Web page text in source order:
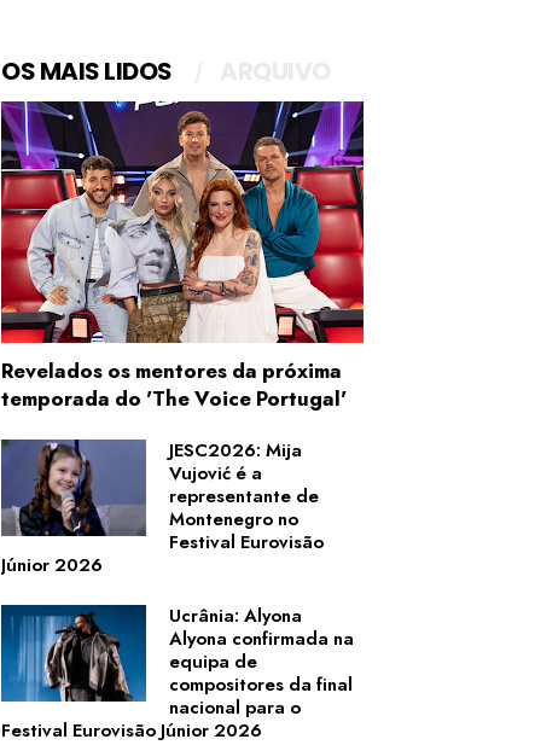
OS MAIS LIDOS
Revelados os mentores da próxima
temporada do 'The Voice Portugal'
JESC2026: Mija
Vujović é a
representante de
Montenegro no
Festival Eurovisão
Júnior 2026
Ucrânia: Alyona
Alyona confirmada na
equipa de
compositores da final
nacional para o
Festival Eurovisão Júnior 2026